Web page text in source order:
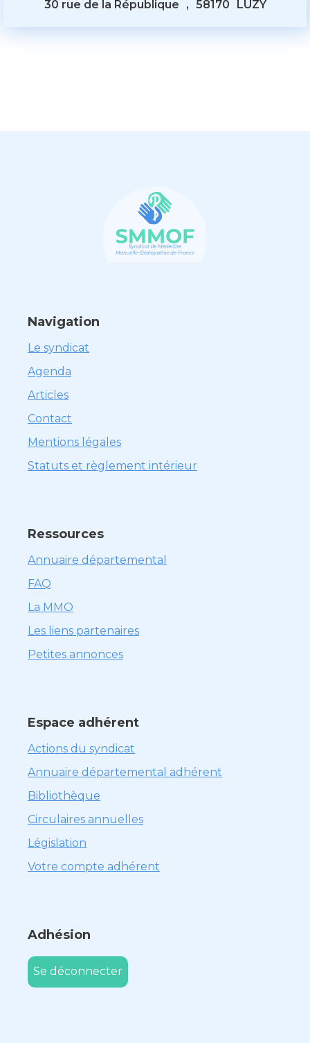
30 rue de la République , 58170 LUZY
Navigation
Le syndicat
Agenda
Articles
Contact
Mentions légales
Statuts et règlement intérieur
Ressources
Annuaire départemental
FAQ
La MMO
Les liens partenaires
Petites annonces
Espace adhérent
Actions du syndicat
Annuaire départemental adhérent
Bibliothèque
Circulaires annuelles
Législation
Votre compte adhérent
Adhésion
Se déconnecter